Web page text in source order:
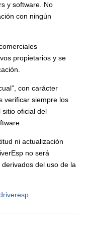
y software. No
con ningún
propietarios y se
con carácter
verificar siempre los
oficial del
ni actualización
no será
del uso de la